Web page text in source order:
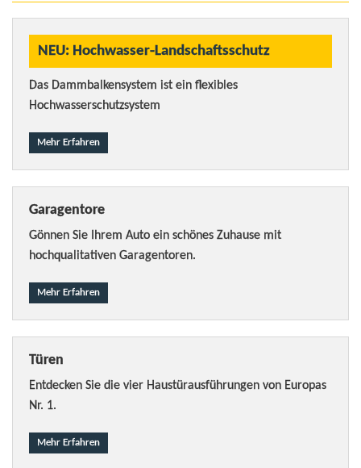
NEU: Hochwasser-Landschaftsschutz
Das Dammbalkensystem ist ein flexibles
Hochwasserschutzsystem
Mehr Erfahren
Garagentore
Gönnen Sie Ihrem Auto ein schönes Zuhause mit
hochqualitativen Garagentoren.
Mehr Erfahren
Türen
Entdecken Sie die vier Haustürausführungen von Europas
Nr. 1.
Mehr Erfahren